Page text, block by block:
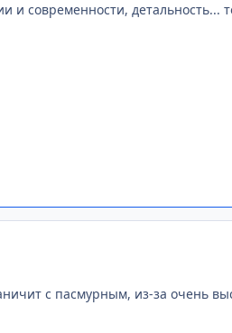
и современности, детальность...
с пасмурным, из-за очень